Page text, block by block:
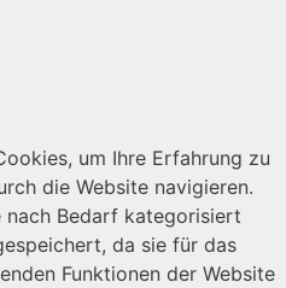
um Ihre Erfahrung zu
die Website navigieren.
nach Bedarf kategorisiert
da sie für das
Funktionen der Website